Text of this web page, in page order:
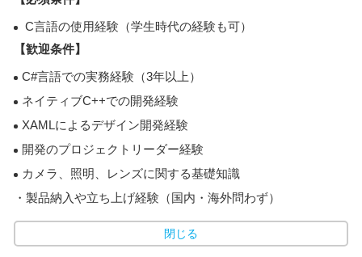
C言語の使用経験（学生時代の経験も可）
【歓迎条件】
C#言語での実務経験（3年以上）
ネイティブC++での開発経験
XAMLによるデザイン開発経験
開発のプロジェクトリーダー経験
カメラ、照明、レンズに関する基礎知識
・製品納入や立ち上げ経験（国内・海外問わず）
閉じる